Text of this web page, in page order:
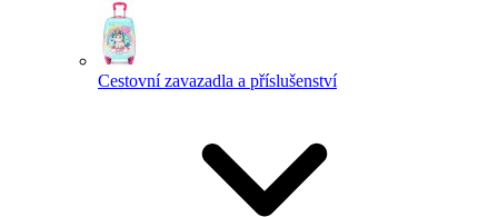
Cestovní zavazadla a příslušenství